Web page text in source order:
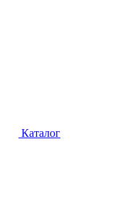
Каталог